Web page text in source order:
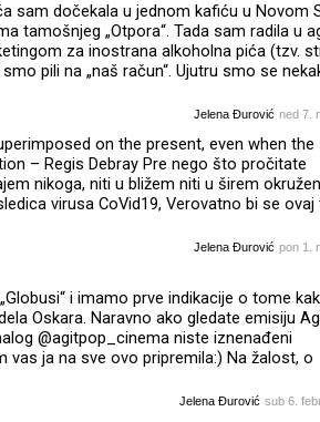
sam dočekala u jednom kafiću u Novom
tamošnjeg „Otpora“. Tada sam radila u
za inostrana alkoholna pića (tzv.
pili na „naš račun“. Ujutru smo se
Poslednjim iskrama čiste svesti
Jelena Đurović ned 7.
on the present, even when the
– Regis Debray Pre nego što pročitate
nikoga, niti u bližem niti u širem
virusa CoVid19, Verovatno bi se ovaj
ljubljanskog aerodroma „Jože Pučnik“.
Jelena Đurović pon 1.
i imamo prve indikacije o tome
Oskara. Naravno ako gledate emisiju
@agitpop_cinema niste iznenađeni
vas ja na sve ovo pripremila:) Na žalost, o
tekstić...Neke od filmova još uvek
Jelena Đurović sub 6.